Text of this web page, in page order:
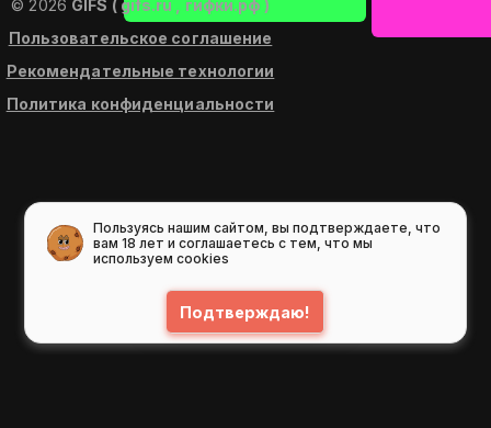
© 2026 GIFS ( gifs.ru , гифки.рф )
Пользовательское соглашение
Рекомендательные технологии
Политика конфиденциальности
Пользуясь нашим сайтом, вы подтверждаете, что
вам 18 лет и соглашаетесь с тем, что мы
используем cookies
Подтверждаю!